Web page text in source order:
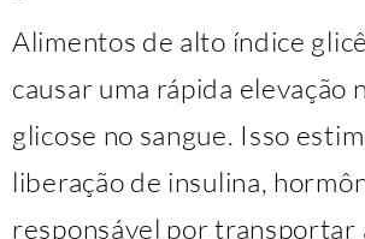
Alimentos de alto índice
causar uma rápida elevação
glicose no sangue. Isso
liberação de insulina,
responsável por transportar